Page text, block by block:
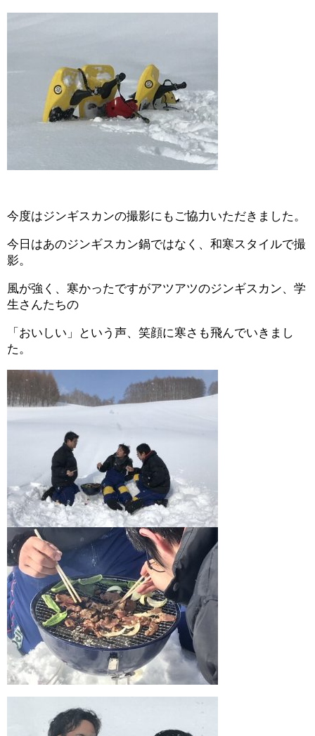
今度はジンギスカンの撮影にもご協力いただきました。
今日はあのジンギスカン鍋ではなく、和寒スタイルで撮
影。
風が強く、寒かったですがアツアツのジンギスカン、学
生さんたちの
「おいしい」という声、笑顔に寒さも飛んでいきまし
た。